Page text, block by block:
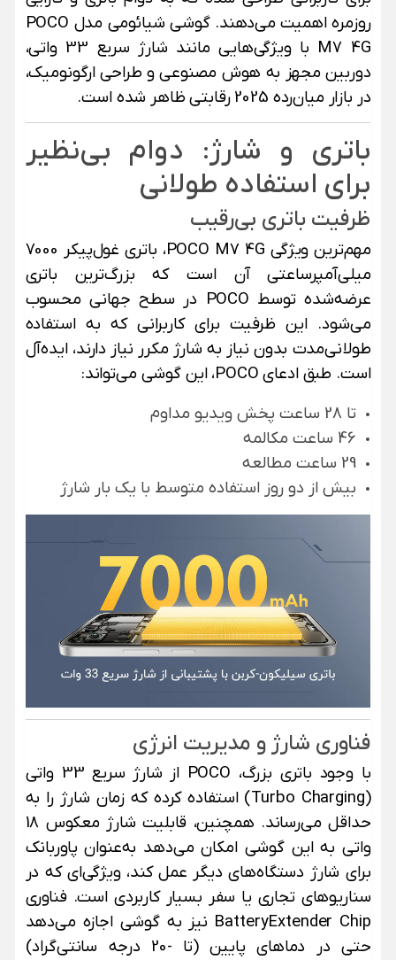
روزمره اهمیت می‌دهند. گوشی شیائومی مدل POCO
M7 4G با ویژگی‌هایی مانند شارژ سریع 33 واتی،
دوربین مجهز به هوش مصنوعی و طراحی ارگونومیک،
در بازار میان‌رده 2025 رقابتی ظاهر شده است.
باتری و شارژ: دوام بی‌نظیر
برای استفاده طولانی
ظرفیت باتری بی‌رقیب
مهم‌ترین ویژگی POCO M7 4G، باتری غول‌پیکر 7000
میلی‌آمپرساعتی آن است که بزرگ‌ترین باتری
عرضه‌شده توسط POCO در سطح جهانی محسوب
می‌شود. این ظرفیت برای کاربرانی که به استفاده
طولانی‌مدت بدون نیاز به شارژ مکرر نیاز دارند، ایده‌آل
است. طبق ادعای POCO، این گوشی می‌تواند:
تا 28 ساعت پخش ویدیو مداوم
46 ساعت مکالمه
29 ساعت مطالعه
بیش از دو روز استفاده متوسط با یک بار شارژ
فناوری شارژ و مدیریت انرژی
با وجود باتری بزرگ، POCO از شارژ سریع 33 واتی
(Turbo Charging) استفاده کرده که زمان شارژ را به
حداقل می‌رساند. همچنین، قابلیت شارژ معکوس 18
واتی به این گوشی امکان می‌دهد به‌عنوان پاوربانک
برای شارژ دستگاه‌های دیگر عمل کند، ویژگی‌ای که در
سناریوهای تجاری یا سفر بسیار کاربردی است.فناوری
BatteryExtender Chip نیز به گوشی اجازه می‌دهد
حتی در دماهای پایین (تا -20 درجه سانتی‌گراد)